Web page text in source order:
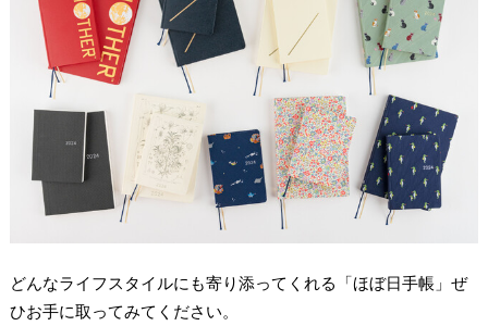
どんなライフスタイルにも寄り添ってくれる「ほぼ日手帳」ぜ
ひお手に取ってみてください。